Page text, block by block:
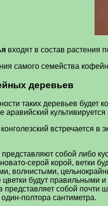
входят в состав растения
самого семейства
деревьев
таких деревьев будет
встречается
собой либо
серой корой, ветки
волнистыми,
цветки будут правильными
собой почти
полтора сантиметра.